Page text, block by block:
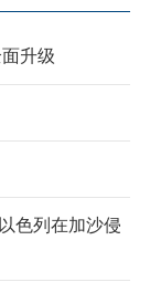
升级
色列在加沙侵